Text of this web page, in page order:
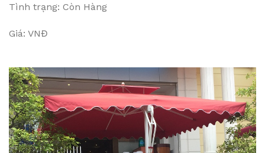
Tình trạng: Còn Hàng
Giá: VNĐ